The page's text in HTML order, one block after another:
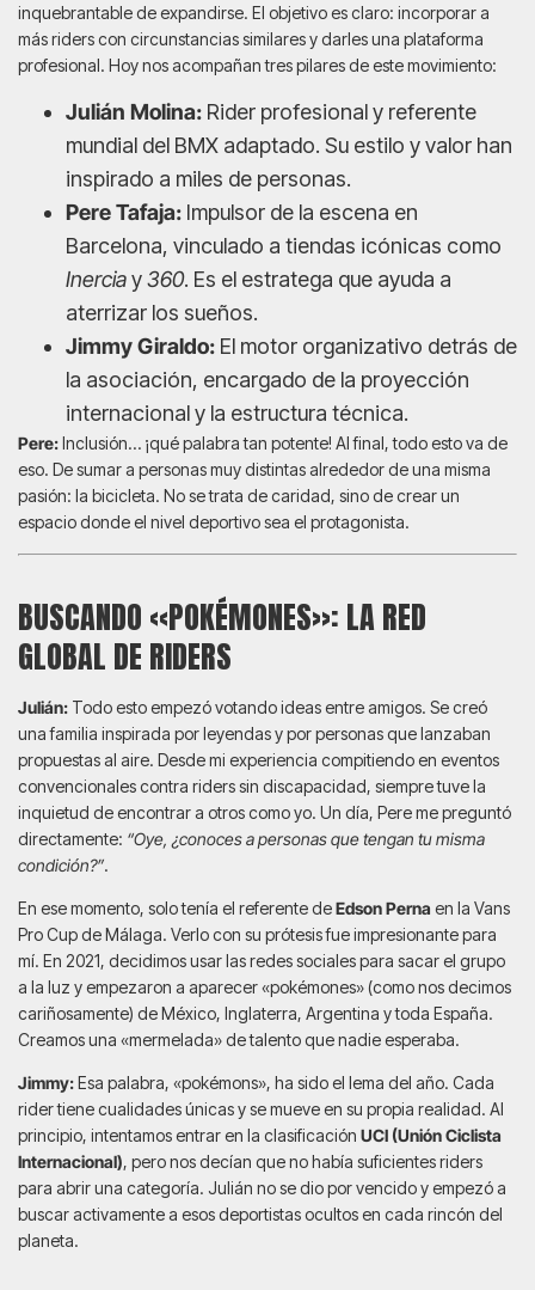
inquebrantable de expandirse. El objetivo es claro: incorporar a
más riders con circunstancias similares y darles una plataforma
profesional. Hoy nos acompañan tres pilares de este movimiento:
Julián Molina: Rider profesional y referente
mundial del BMX adaptado. Su estilo y valor han
inspirado a miles de personas.
Pere Tafaja: Impulsor de la escena en
Barcelona, vinculado a tiendas icónicas como
Inerciay360. Es el estratega que ayuda a
aterrizar los sueños.
Jimmy Giraldo: El motor organizativo detrás de
la asociación, encargado de la proyección
internacional y la estructura técnica.
Pere:Inclusión… ¡qué palabra tan potente! Al final, todo esto va de
eso. De sumar a personas muy distintas alrededor de una misma
pasión: la bicicleta. No se trata de caridad, sino de crear un
espacio donde el nivel deportivo sea el protagonista.
BUSCANDO «POKÉMONES»: LA RED
GLOBAL DE RIDERS
Julián: Todo esto empezó votando ideas entre amigos. Se creó
una familia inspirada por leyendas y por personas que lanzaban
propuestas al aire. Desde mi experiencia compitiendo en eventos
convencionales contra riders sin discapacidad, siempre tuve la
inquietud de encontrar a otros como yo. Un día, Pere me preguntó
directamente: “Oye, ¿conoces a personas que tengan tu misma
condición?”.
En ese momento, solo tenía el referente deEdson Perna en la Vans
Pro Cup de Málaga. Verlo con su prótesis fue impresionante para
mí. En 2021, decidimos usar las redes sociales para sacar el grupo
a la luz y empezaron a aparecer «pokémones» (como nos decimos
cariñosamente) de México, Inglaterra, Argentina y toda España.
Creamos una «mermelada» de talento que nadie esperaba.
Jimmy: Esa palabra, «pokémons», ha sido el lema del año. Cada
rider tiene cualidades únicas y se mueve en su propia realidad. Al
principio, intentamos entrar en la clasificación UCI (Unión Ciclista
Internacional), pero nos decían que no había suficientes riders
para abrir una categoría. Julián no se dio por vencido y empezó a
buscar activamente a esos deportistas ocultos en cada rincón del
planeta.